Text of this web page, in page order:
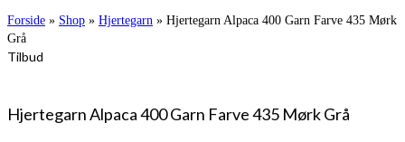
Forside » Shop » Hjertegarn » Hjertegarn Alpaca 400 Garn Farve 435 Mørk
Grå
Tilbud
Hjertegarn Alpaca 400 Garn Farve 435 Mørk Grå